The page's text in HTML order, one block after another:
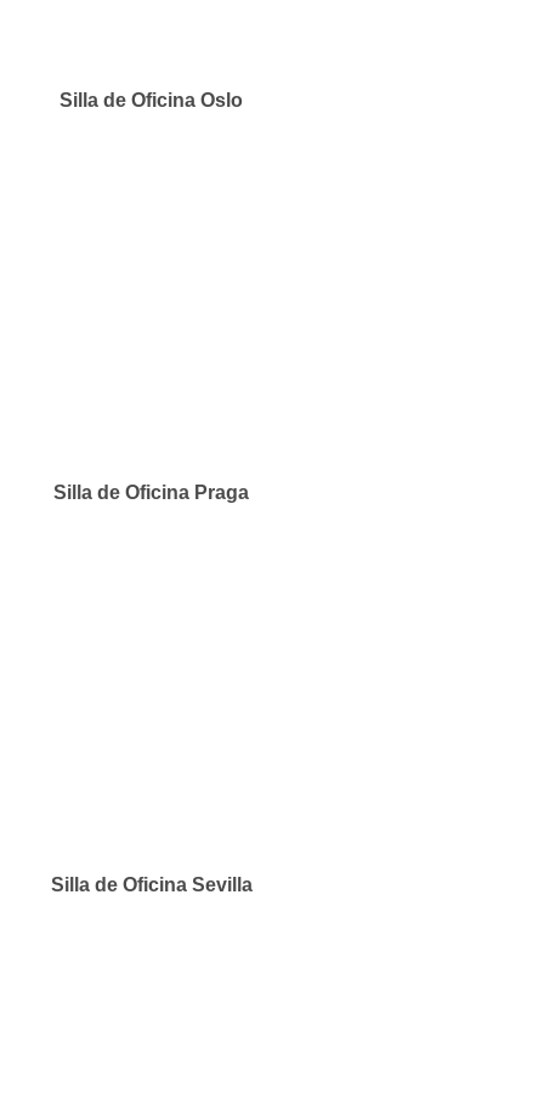
Silla de Oficina Oslo
Silla de Oficina Praga
Silla de Oficina Sevilla